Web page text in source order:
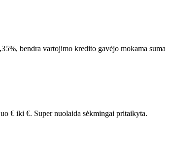
bendra vartojimo kredito gavėjo mokama suma
€ iki €. Super nuolaida sėkmingai pritaikyta.